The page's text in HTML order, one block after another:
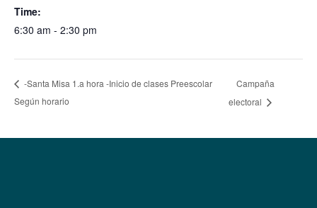
Time:
6:30 am - 2:30 pm
-Santa Misa 1.a hora -Inicio de clases Preescolar
Según horario
Campaña
electoral